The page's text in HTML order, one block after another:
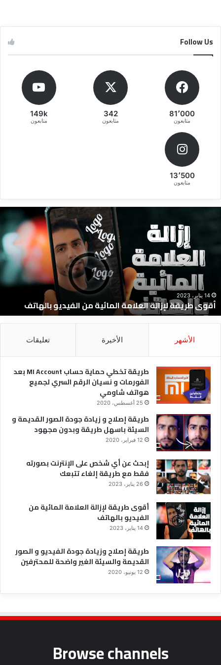
Follow Us
81٬000
متابعون
342
متابعون
149k
متابعون
13٬500
متابعون
المائية
الفيديو
بالهاتف
14 يناير، 2023
أقوى طريقة لإزالة العلامة المائية من الفيديو بالهاتف
الأشهر الأخيرة تعليقات
طريقة تخطي حماية حساب MI Account بعد
الفورمات و نسيان الرقم السري لجميع
هواتف شاومي
25 أغسطس، 2020
طريقة إصلاح و زيادة جودة الصور القديمة و
السيئة باسهل طريقة وبدون مجهود
12 فبراير، 2020
إبحث عن أي شخص على الإنترنت بصورته
فقط مع طريقة إلغاء تتبعك
26 يناير، 2023
أقوى طريقة لإزالة العلامة المائية من
الفيديو بالهاتف
14 يناير، 2023
طريقة إصلاح وزيادة جودة الفيديو و الصور
القديمة والسيئة الغير واضحة للمحترفين
12 يونيو، 2020
Browse channels